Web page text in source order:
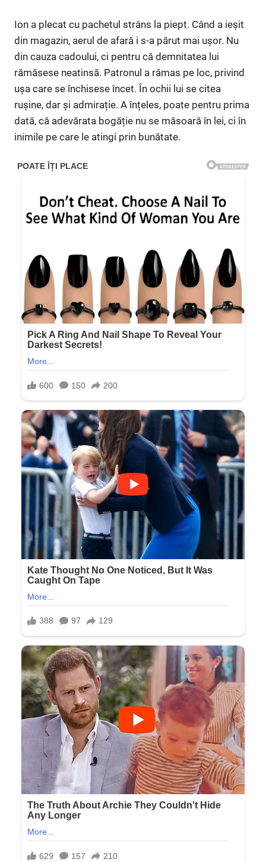
Ion a plecat cu pachetul strâns la piept. Când a ieșit
din magazin, aerul de afară i s-a părut mai ușor. Nu
din cauza cadoului, ci pentru că demnitatea lui
rămăsese neatinsă. Patronul a rămas pe loc, privind
ușa care se închisese încet. În ochii lui se citea
rușine, dar și admirație. A înțeles, poate pentru prima
dată, că adevărata bogăție nu se măsoară în lei, ci în
inimile pe care le atingi prin bunătate.